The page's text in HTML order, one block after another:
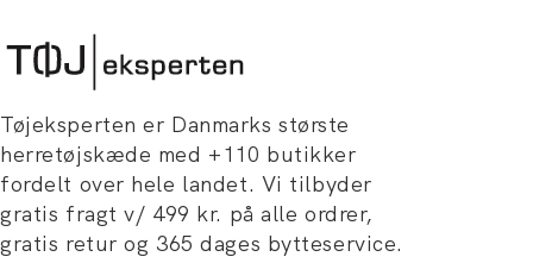
Tøjeksperten er Danmarks største
herretøjskæde med +110 butikker
fordelt over hele landet. Vi tilbyder
gratis fragt v/ 499 kr. på alle ordrer,
gratis retur og 365 dages bytteservice.